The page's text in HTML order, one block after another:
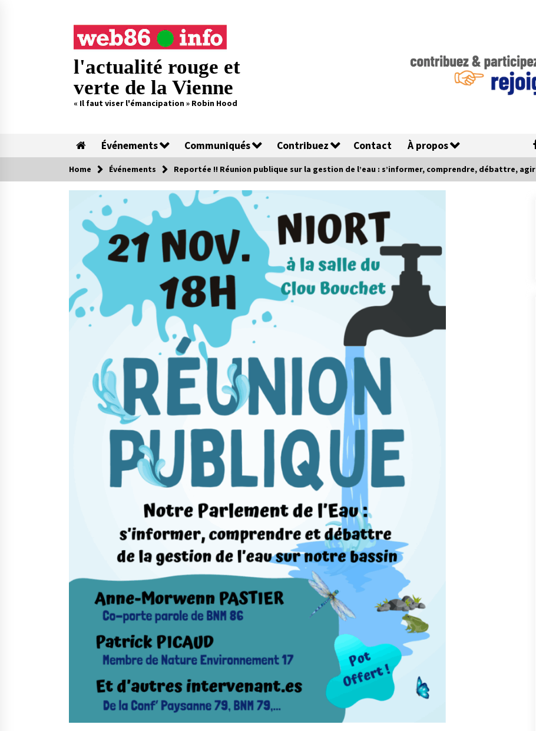
l'actualité rouge et
verte de la Vienne
« Il faut viser l'émancipation » Robin Hood
Événements Communiqués Contribuez Contact À propos
Home Événements Reportée !! Réunion publique sur la gestion de l’eau : s’informer, comprendre, débattre, agir